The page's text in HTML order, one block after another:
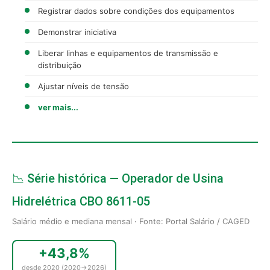
Registrar dados sobre condições dos equipamentos
Demonstrar iniciativa
Liberar linhas e equipamentos de transmissão e
distribuição
Ajustar níveis de tensão
ver mais...
📉 Série histórica — Operador de Usina
Hidrelétrica CBO 8611-05
Salário médio e mediana mensal · Fonte: Portal Salário / CAGED
+43,8%
desde 2020 (2020→2026)